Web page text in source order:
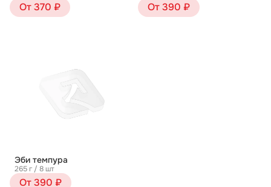
От 370 ₽ От 390 ₽
Эби темпура
265 г / 8 шт
От 390 ₽